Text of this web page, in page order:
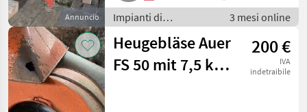
Annuncio
Impianti di
movimentazione e
trasporto / Soffiatori
3 mesi online
Heugebläse Auer
FS 50 mit 7,5 kW
200 €
IVA
indetraibile